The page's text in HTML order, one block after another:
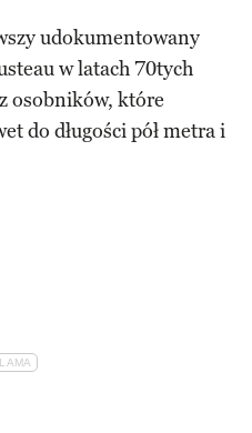
udokumentowany
w latach 70tych
osobników, które
do długości pół metra i